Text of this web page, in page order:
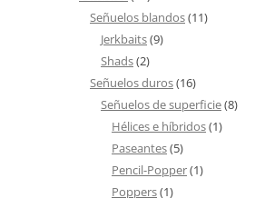
Señuelos blandos(11)
Jerkbaits(9)
Shads(2)
Señuelos duros(16)
Señuelos de superficie(8)
Hélices e híbridos(1)
Paseantes(5)
Pencil-Popper(1)
Poppers(1)